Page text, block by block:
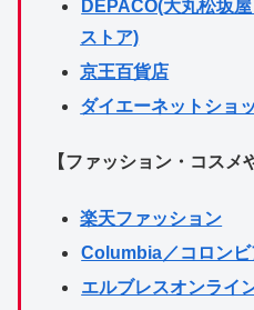
DEPACO(大丸松坂
ストア)
京王百貨店
ダイエーネットショ
【ファッション・コスメ
楽天ファッション
Columbia／コロンビ
エルブレスオンライ